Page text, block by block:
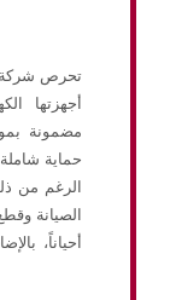
تحرص شركة
أجهزتها
مضمونة
حماية
الرغم من
الصيانة
أحياناً،